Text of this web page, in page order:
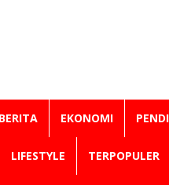
BERITA EKONOMI
LIFESTYLE TERPOPULER